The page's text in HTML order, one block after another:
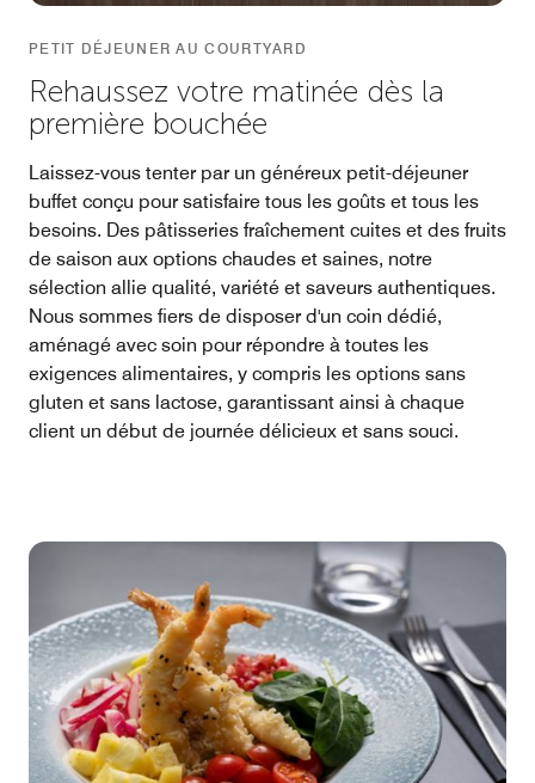
PETIT DÉJEUNER AU COURTYARD
Rehaussez votre matinée dès la
première bouchée
Laissez-vous tenter par un généreux petit-déjeuner
buffet conçu pour satisfaire tous les goûts et tous les
besoins. Des pâtisseries fraîchement cuites et des fruits
de saison aux options chaudes et saines, notre
sélection allie qualité, variété et saveurs authentiques.
Nous sommes fiers de disposer d'un coin dédié,
aménagé avec soin pour répondre à toutes les
exigences alimentaires, y compris les options sans
gluten et sans lactose, garantissant ainsi à chaque
client un début de journée délicieux et sans souci.